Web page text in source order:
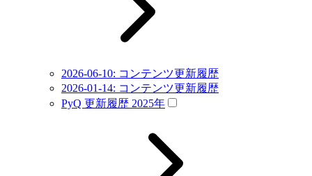
2026-06-10: コンテンツ更新履歴
2026-01-14: コンテンツ更新履歴
PyQ 更新履歴 2025年